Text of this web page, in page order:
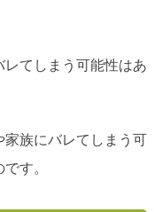
レてしまう可能性はあ
族にバレてしまう可
す。